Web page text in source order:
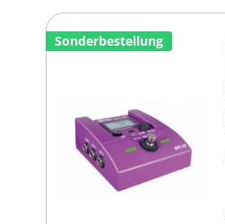
Sonderbestellung